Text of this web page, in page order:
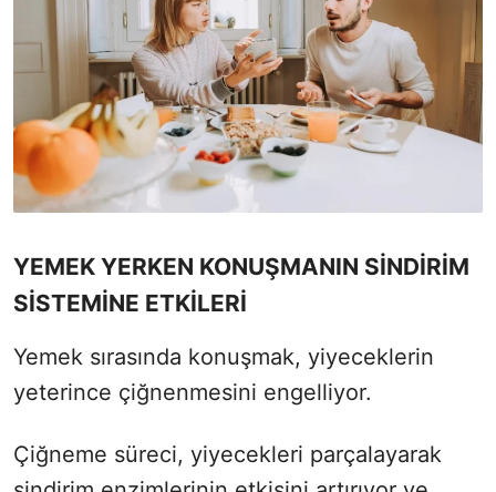
YEMEK YERKEN KONUŞMANIN SİNDİRİM
SİSTEMİNE ETKİLERİ
Yemek sırasında konuşmak, yiyeceklerin
yeterince çiğnenmesini engelliyor.
Çiğneme süreci, yiyecekleri parçalayarak